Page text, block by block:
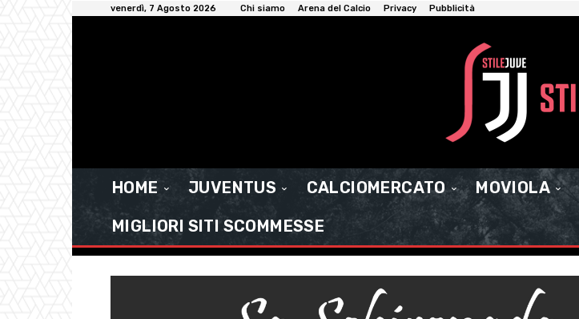
venerdì, 7 Agosto 2026 Chi siamo Arena del Calcio Privacy Pubblicità
HOME JUVENTUS CALCIOMERCATO MOVIOLA
MIGLIORI SITI SCOMMESSE